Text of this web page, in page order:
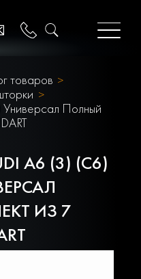
товаров
Полный
A6 (3) (C6)
ИЗ 7